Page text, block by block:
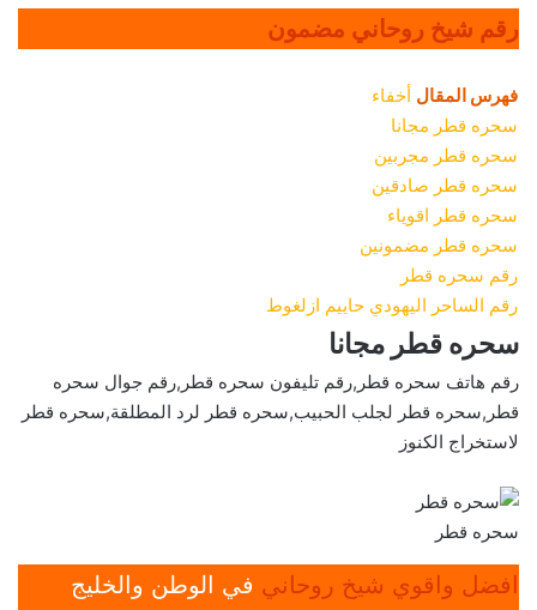
رقم شيخ روحاني مضمون
فهرس المقال أخفاء
سحره قطر مجانا
سحره قطر مجربين
سحره قطر صادقين
سحره قطر اقوياء
سحره قطر مضمونين
رقم سحره قطر
رقم الساحر اليهودي حاييم ازلغوط
سحره قطر مجانا
رقم هاتف سحره قطر,رقم تليفون سحره قطر,رقم جوال سحره
قطر,سحره قطر لجلب الحبيب,سحره قطر لرد المطلقة,سحره قطر
لاستخراج الكنوز
سحره قطر
افضل واقوي شيخ روحاني في الوطن والخليج